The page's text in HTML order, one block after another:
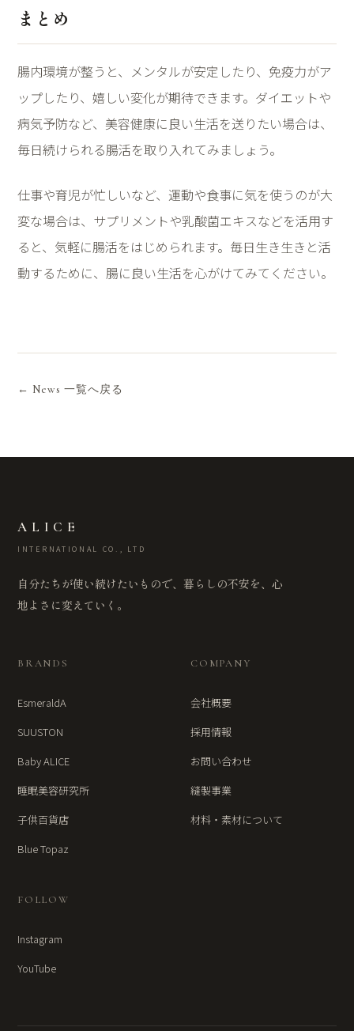
まとめ
腸内環境が整うと、メンタルが安定したり、免疫力がア
ップしたり、嬉しい変化が期待できます。ダイエットや
病気予防など、美容健康に良い生活を送りたい場合は、
毎日続けられる腸活を取り入れてみましょう。
仕事や育児が忙しいなど、運動や食事に気を使うのが大
変な場合は、サプリメントや乳酸菌エキスなどを活用す
ると、気軽に腸活をはじめられます。毎日生き生きと活
動するために、腸に良い生活を心がけてみてください。
← News 一覧へ戻る
ALICE
INTERNATIONAL CO., LTD
自分たちが使い続けたいもので、暮らしの不安を、心
地よさに変えていく。
BRANDS
EsmeraldA
SUUSTON
Baby ALICE
睡眠美容研究所
子供百貨店
Blue Topaz
COMPANY
会社概要
採用情報
お問い合わせ
縫製事業
材料・素材について
FOLLOW
Instagram
YouTube